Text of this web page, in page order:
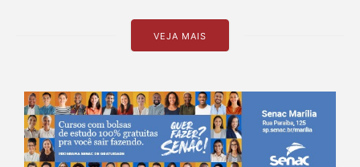
VEJA MAIS